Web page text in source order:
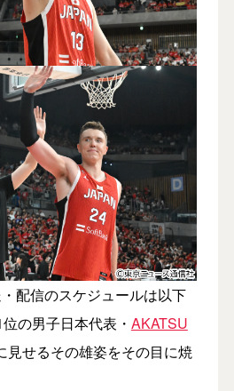
配信のスケジュールは以下
の男子日本代表・ AKATSU
見せるその雄姿をその目に焼